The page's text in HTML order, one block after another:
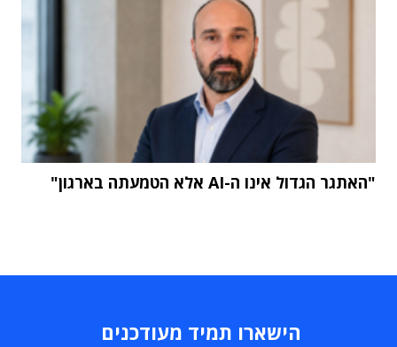
"האתגר הגדול אינו ה-AI אלא הטמעתה בארגון"
הישארו תמיד מעודכנים